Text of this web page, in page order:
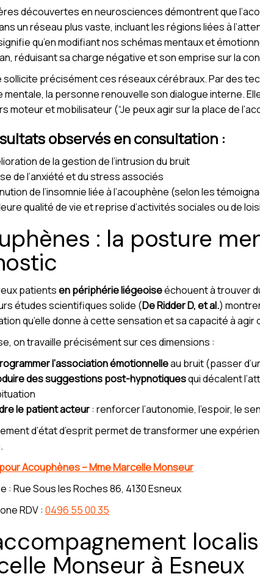
découvertes en neurosciences démontrent que
un réseau plus vaste, incluant les régions liées à
qu’en modifiant nos schémas mentaux et
réduisant sa charge négative et son emprise sur la
sollicite précisément ces réseaux cérébraux. Par des
mentale, la personne renouvelle son dialogue interne.
moteur et mobilisateur (“Je peux agir sur la place de
observés en consultation :
de la gestion de l’intrusion du bruit
de l’anxiété et du stress associés
de l’insomnie liée à l’acouphène (selon les
qualité de vie et reprise d’activités sociales ou de
: la posture
patientsen périphérie liégeoiseéchouent à trouver
études scientifiques solide (De Ridder D, et al.)
qu’elle donne à cette sensation et sa capacité à
on travaille précisément sur ces dimensions :
l’association émotionnelleau bruit (passer
des suggestions post-hypnotiquesqui décalent
le patient acteur: renforcer l’autonomie, l’espoir, le
d’état d’esprit permet de transformer une
Acouphènes – Mme Marcelle Monseur
: Rue Sous les Roches 86, 4130 Esneux
RDV : 0496 55 00 35
Monseur à Esneux